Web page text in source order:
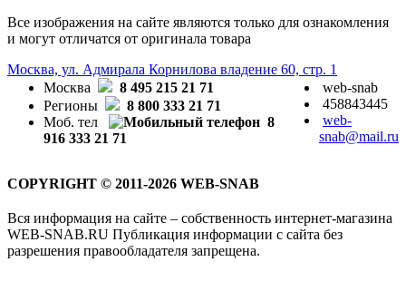
Все изображения на сайте являются только для ознакомления
и могут отличатся от оригинала товара
Москва, ул. Адмирала Корнилова владение 60, стр. 1
Москва
8 495 215 21 71
Регионы
8 800 333 21 71
Моб. тел
8
916 333 21 71
web-snab
458843445
web-
snab@mail.ru
COPYRIGHT © 2011-2026 WEB-SNAB
Вся информация на сайте – собственность интернет-магазина
WEB-SNAB.RU Публикация информации с сайта без
разрешения правообладателя запрещена.